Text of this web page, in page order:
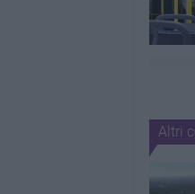
Altri